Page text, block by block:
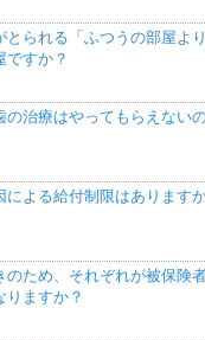
とられる「ふつうの部屋よ
ですか？
の治療はやってもらえない
による給付制限はあります
のため、それぞれが被保険
りますか？